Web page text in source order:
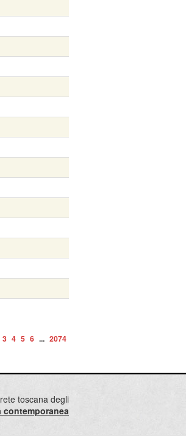
3 4 5 6 ... 2074
toscana degli
contemporanea